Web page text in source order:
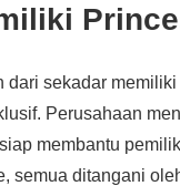
dari sekadar
Perusahaan
membantu
semua ditangani